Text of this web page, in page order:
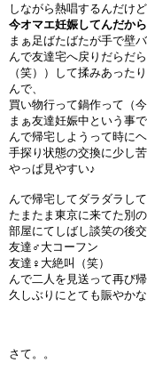
しながら熱唱するんだけ
今オマエ妊娠してんだか
まぁ足ばたばたが手で壁
んで友達宅へ戻りだらだ
（笑））して揉みあった
んで、
買い物行って鍋作って（
まぁ友達妊娠中という事
んで帰宅しようって時に
手探り状態の交換に少し
やっぱ見やすい♪
んで帰宅してダラダラし
たまたま東京に来てた別
部屋にてしばし談笑の後
友達♂大コーフン
友達♀大絶叫（笑）
んで二人を見送って再び帰
久しぶりにとても賑やか
さて。。